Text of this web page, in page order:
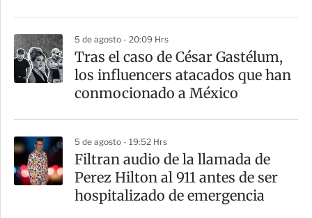
5 de agosto - 20:09 Hrs
Tras el caso de César Gastélum,
los influencers atacados que han
conmocionado a México
5 de agosto - 19:52 Hrs
Filtran audio de la llamada de
Perez Hilton al 911 antes de ser
hospitalizado de emergencia